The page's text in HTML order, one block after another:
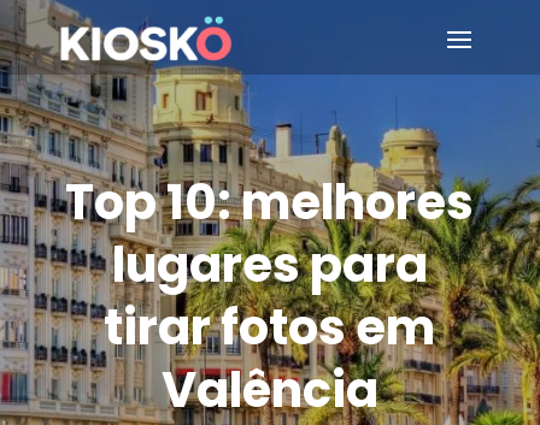
Top 10: melhores
lugares para
tirar fotos em
Valência